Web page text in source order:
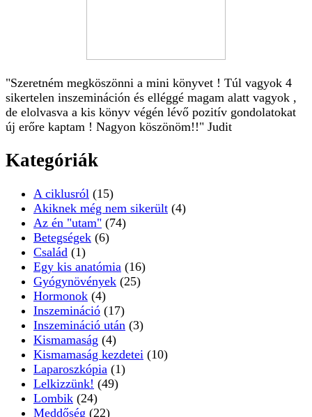
"Szeretném megköszönni a mini könyvet ! Túl vagyok 4
sikertelen inszemináción és elléggé magam alatt vagyok ,
de elolvasva a kis könyv végén lévő pozitív gondolatokat
új erőre kaptam ! Nagyon köszönöm!!" Judit
Kategóriák
A ciklusról (15)
Akiknek még nem sikerült (4)
Az én "utam" (74)
Betegségek (6)
Család (1)
Egy kis anatómia (16)
Gyógynövények (25)
Hormonok (4)
Inszemináció (17)
Inszemináció után (3)
Kismamaság (4)
Kismamaság kezdetei (10)
Laparoszkópia (1)
Lelkizzünk! (49)
Lombik (24)
Meddőség (22)